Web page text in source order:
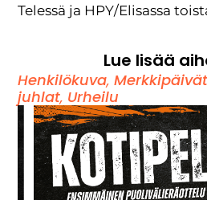
Telessä ja HPY/Elisassa
Lue lisää
Henkilökuva,
juhlat, Urheilu